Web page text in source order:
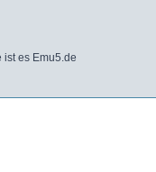
ist es Emu5.de